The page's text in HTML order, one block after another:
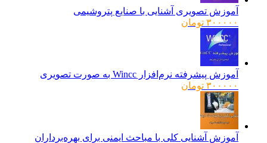
آموزش تصویری آشنایی با صنایع پتروشیمی
۳۰۰۰۰۰ تومان
آموزش پیشرفته نرم‌افزار Wincc به صورت تصویری
۳۰۰۰۰۰ تومان
آموزش آشنایی کلی با مباحث ایمنی برای بهره‌برداران